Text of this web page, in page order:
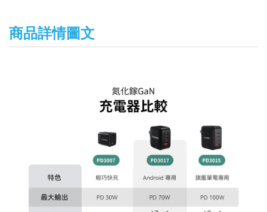
商品詳情圖文